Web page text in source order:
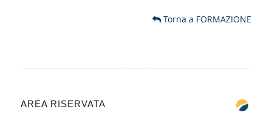
Torna a FORMAZIONE
AREA RISERVATA